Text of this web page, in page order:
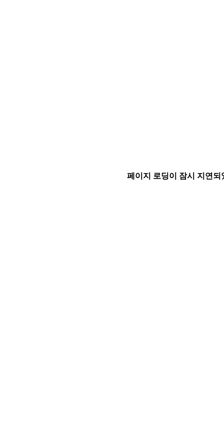
페이지 로딩이 잠시 지연